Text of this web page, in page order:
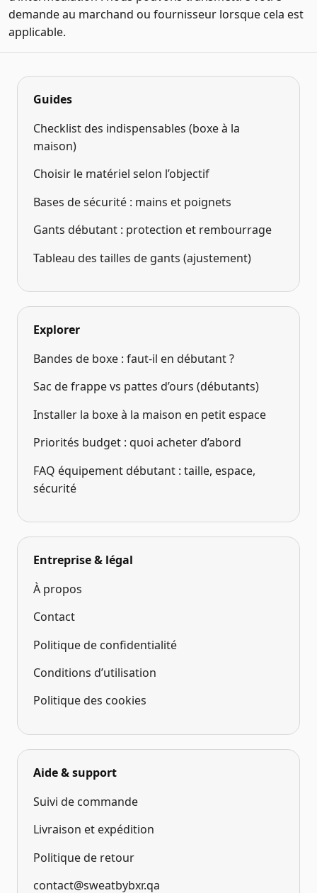
demande au marchand ou fournisseur lorsque cela est
applicable.
Guides
Checklist des indispensables (boxe à la
maison)
Choisir le matériel selon l’objectif
Bases de sécurité : mains et poignets
Gants débutant : protection et rembourrage
Tableau des tailles de gants (ajustement)
Explorer
Bandes de boxe : faut-il en débutant ?
Sac de frappe vs pattes d’ours (débutants)
Installer la boxe à la maison en petit espace
Priorités budget : quoi acheter d’abord
FAQ équipement débutant : taille, espace,
sécurité
Entreprise & légal
À propos
Contact
Politique de confidentialité
Conditions d’utilisation
Politique des cookies
Aide & support
Suivi de commande
Livraison et expédition
Politique de retour
contact@sweatbybxr.qa